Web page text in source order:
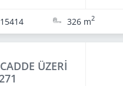
326 m2
ÜZERİ